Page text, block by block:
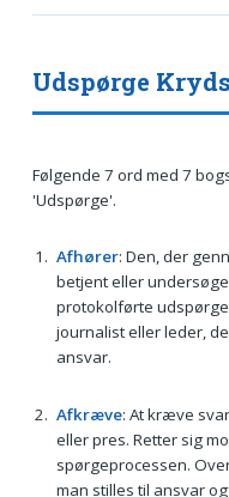
Udspørge
Følgende 7 ord med 7
'Udspørge'.
Afhører: Den, der
betjent eller
protokolførte
journalist eller leder,
ansvar.
Afkræve: At kræve
eller pres. Retter sig
spørgeprocessen.
man stilles til ansvar